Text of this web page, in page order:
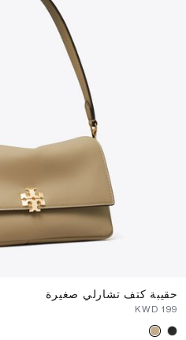
حقيبة كتف تشارلي صغيرة